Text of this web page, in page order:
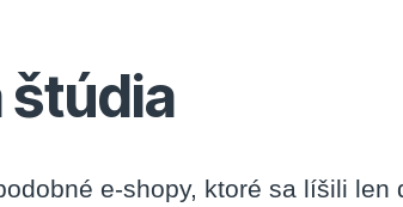
štúdia
e-shopy, ktoré sa líšili len